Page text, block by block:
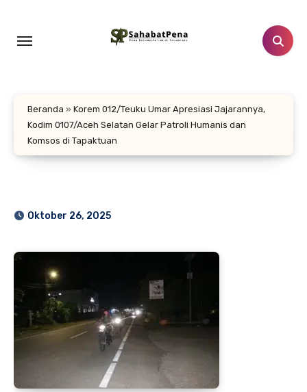
konten
Beranda » Korem 012/Teuku Umar Apresiasi Jajarannya,
Kodim 0107/Aceh Selatan Gelar Patroli Humanis dan
Komsos di Tapaktuan
Oktober 26, 2025